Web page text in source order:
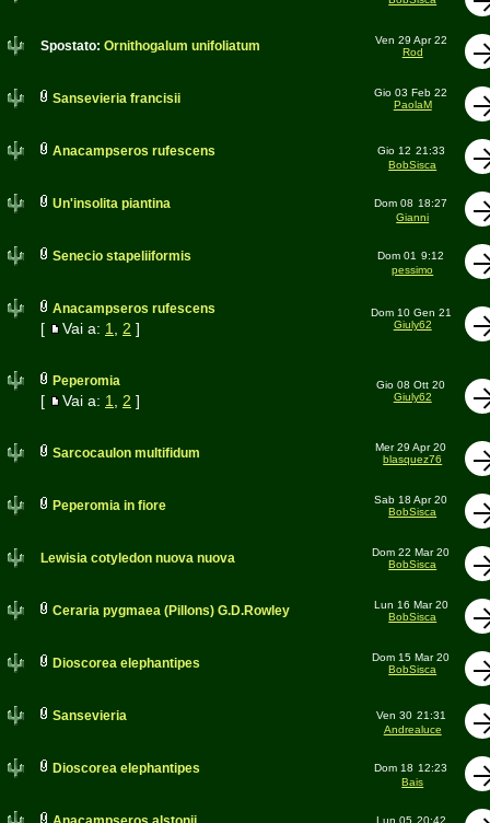
Spostato: Ornithogalum unifoliatum
Ven 29 Apr 22
Rod
Sansevieria francisii
Gio 03 Feb 22
PaolaM
Anacampseros rufescens Gio 12 21:33
BobSisca
Un'insolita piantina Dom 08 18:27
Gianni
Senecio stapeliiformis Dom 01 9:12
pessimo
Anacampseros rufescens
[ Vai a: 1 2 ]
Dom 10 Gen 21
Giuly62
Peperomia
[ Vai a: 1 2 ]
Gio 08 Ott 20
Giuly62
Sarcocaulon multifidum
Mer 29 Apr 20
blasquez76
Peperomia in fiore
Sab 18 Apr 20
BobSisca
Lewisia cotyledon nuova nuova
Dom 22 Mar 20
BobSisca
Ceraria pygmaea (Pillons) G.D.Rowley
Lun 16 Mar 20
BobSisca
Dioscorea elephantipes
Dom 15 Mar 20
BobSisca
Sansevieria Ven 30 21:31
Andrealuce
Dioscorea elephantipes Dom 18 12:23
Bais
Lun 05 20:42